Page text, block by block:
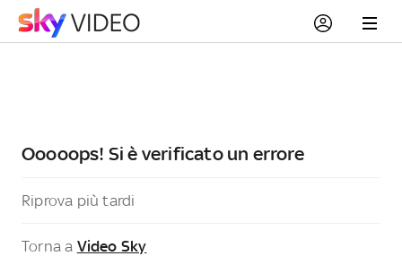
Ooooops! Si è verificato un errore
Riprova più tardi
Torna a Video Sky